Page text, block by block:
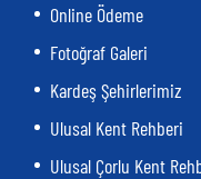
Online Ödeme
Fotoğraf Galeri
Kardeş Şehirlerimiz
Ulusal Kent Rehberi
Ulusal Çorlu Kent